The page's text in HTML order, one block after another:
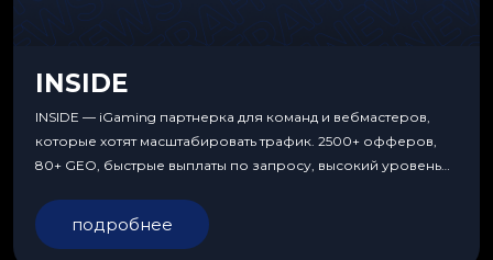
INSIDE
INSIDE — iGaming партнерка для команд и вебмастеров,
которые хотят масштабировать трафик. 2500+ офферов,
80+ GEO, быстрые выплаты по запросу, высокий уровень
подробнее